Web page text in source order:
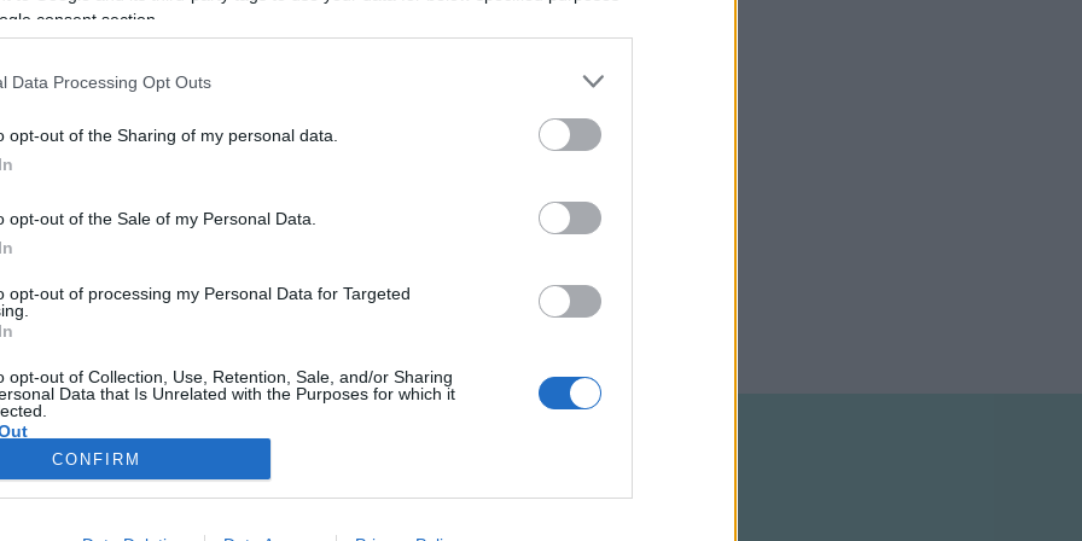
consent section.
Data Processing Opt Outs
opt-out of the Sharing of my personal data.
opt-out of the Sale of my Personal Data.
opt-out of processing my Personal Data for Targeted
opt-out of Collection, Use, Retention, Sale, and/or Sharing
Data that Is Unrelated with the Purposes for which it
CONFIRM
ahogyan az örömeinket is.
jó!” – fogalmazta a
születésnapját
akit többek között a Radnóti
a Nemzeti Színház és a
előadásaiban, valamint a
más semmi, Az ember, aki
és a Nejem, nőm, csajom
láthattuk.
emellett zenélt, rendezett, tanított. Volt
önkormányzati képviselő, és elindította a
Kapolcsi Művészeti Napokat, amely
Magyarország legnagyobb
magát.